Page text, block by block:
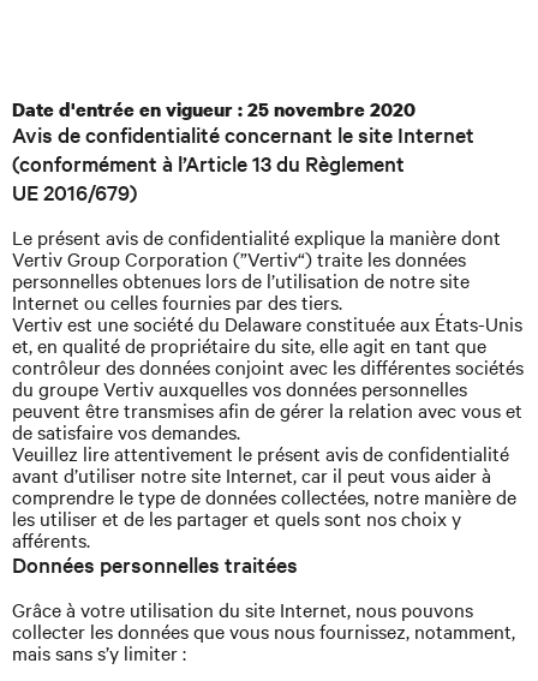
Date d'entrée en vigueur : 25 novembre 2020
Avis de confidentialité concernant le site Internet
(conformément à l’Article 13 du Règlement
UE 2016/679)
Le présent avis de confidentialité explique la manière dont
Vertiv Group Corporation (”Vertiv“) traite les données
personnelles obtenues lors de l’utilisation de notre site
Internet ou celles fournies par des tiers.
Vertiv est une société du Delaware constituée aux États-Unis
et, en qualité de propriétaire du site, elle agit en tant que
contrôleur des données conjoint avec les différentes sociétés
du groupe Vertiv auxquelles vos données personnelles
peuvent être transmises afin de gérer la relation avec vous et
de satisfaire vos demandes.
Veuillez lire attentivement le présent avis de confidentialité
avant d’utiliser notre site Internet, car il peut vous aider à
comprendre le type de données collectées, notre manière de
les utiliser et de les partager et quels sont nos choix y
afférents.
Données personnelles traitées
Grâce à votre utilisation du site Internet, nous pouvons
collecter les données que vous nous fournissez, notamment,
mais sans s’y limiter :